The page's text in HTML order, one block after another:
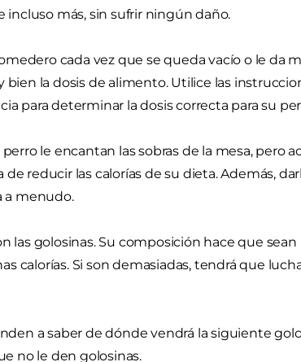
incluso más, sin sufrir ningún daño.
cada vez que se queda vacío o le da
bien la dosis de alimento. Utilice las
para determinar la dosis correcta para su
le encantan las sobras de la mesa, pero
de reducir las calorías de su dieta. Además,
a menudo.
las golosinas. Su composición hace que
calorías. Si son demasiadas, tendrá que
a saber de dónde vendrá la siguiente
no le den golosinas.